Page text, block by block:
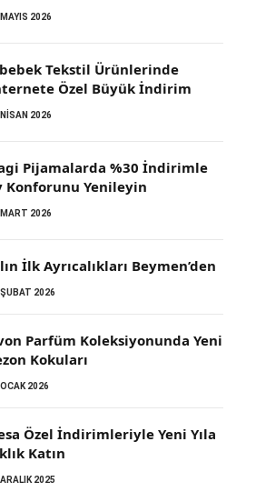
2026
bebek Tekstil Ürünlerinde
Özel Büyük İndirim
2026
Pijamalarda %30 İndirimle
Konforunu Yenileyin
2026
İlk Ayrıcalıkları Beymen’den
2026
Parfüm Koleksiyonunda Yeni
Kokuları
2026
Özel İndirimleriyle Yeni Yıla
Katın
2025